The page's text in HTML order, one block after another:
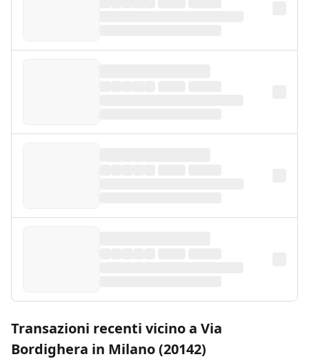
Transazioni recenti vicino a Via
Bordighera in Milano (20142)